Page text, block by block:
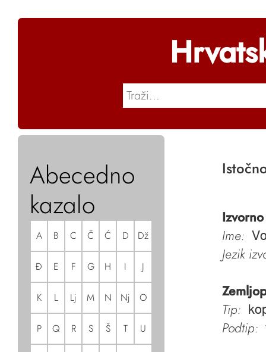
Abecedno
kazalo
A B C Č Ć D Dž
Đ E F G H I J
K L Lj M N Nj O
P Q R S Š T U
Ime:
Jezik
Tip:
Podtip: